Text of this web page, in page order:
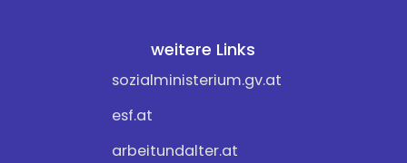
weitere Links
sozialministerium.gv.at
esf.at
arbeitundalter.at